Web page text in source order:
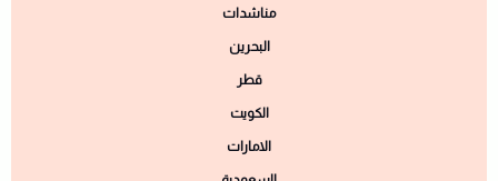
مناشدات
البحرين
قطر
الكويت
الامارات